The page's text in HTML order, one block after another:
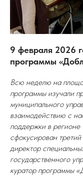
9 февраля 2026
программы
Всю неделю на
программы изучали
муниципального
взаимодействию с
поддержки в
сфокусирован
директор
государственного
куратор программы